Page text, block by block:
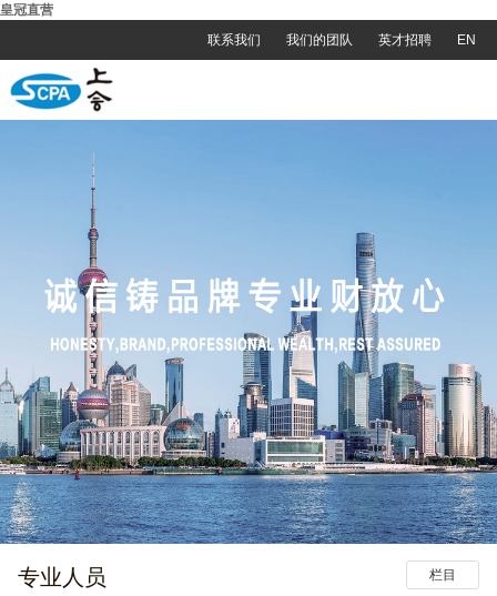
皇冠直营
联系我们
我们的团队 英才招聘 EN
栏目
专业人员